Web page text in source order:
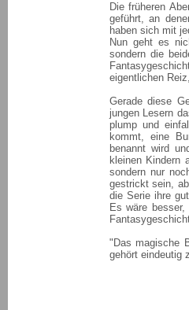
Die früheren
geführt, an
haben sich mit
Nun geht es
sondern die
eigentlichen
Gerade diese
jungen Lesern
plump und
kommt, eine
benannt wird
kleinen Kindern
sondern nur
gestrickt sein,
die Serie ihre
Es wäre
"Das magische
gehört eindeutig